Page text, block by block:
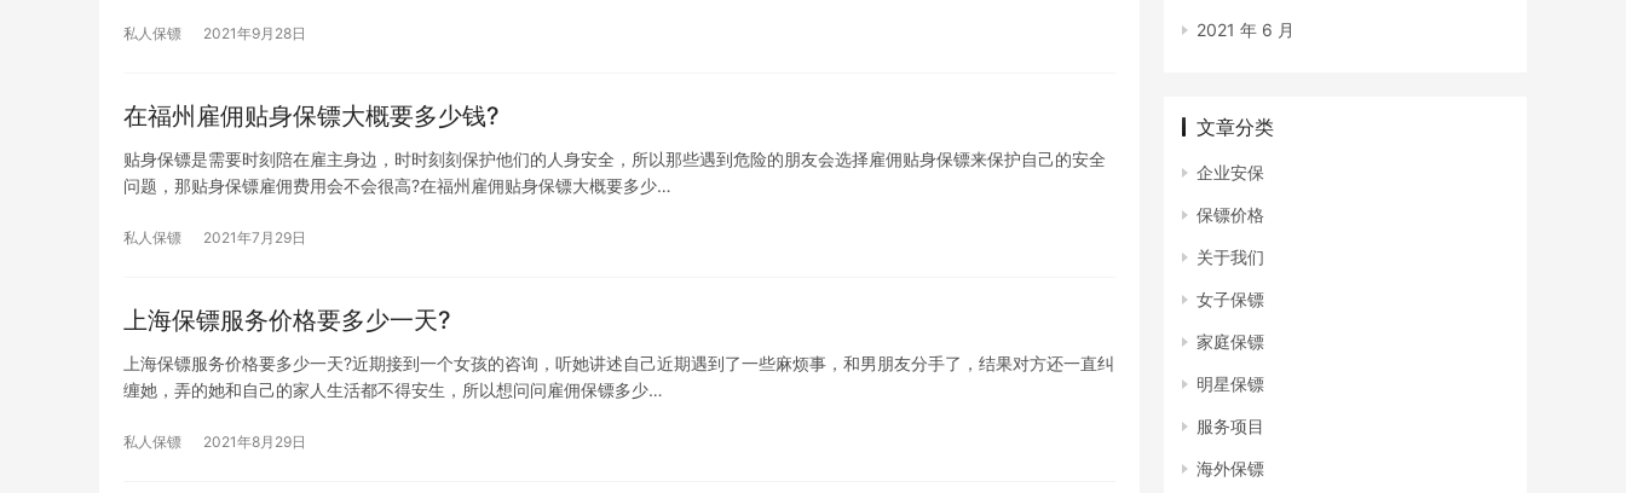
私人保镖 2021年9月28日
在福州雇佣贴身保镖大概要多少钱?
贴身保镖是需要时刻陪在雇主身边，时时刻刻保护他们的人身安全，所以那些遇到危险的朋友会选择雇佣贴身保镖来保护自己的安全
问题，那贴身保镖雇佣费用会不会很高?在福州雇佣贴身保镖大概要多少…
私人保镖 2021年7月29日
上海保镖服务价格要多少一天?
上海保镖服务价格要多少一天?近期接到一个女孩的咨询，听她讲述自己近期遇到了一些麻烦事，和男朋友分手了，结果对方还一直纠
缠她，弄的她和自己的家人生活都不得安生，所以想问问雇佣保镖多少…
私人保镖 2021年8月29日
2021 年 6 月
文章分类
企业安保
保镖价格
关于我们
女子保镖
家庭保镖
明星保镖
服务项目
海外保镖